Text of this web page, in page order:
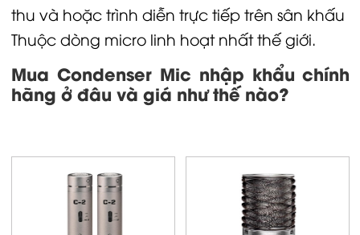
thu và hoặc trình diễn trực tiếp trên sân khấu
Thuộc dòng micro linh hoạt nhất thế giới.
Mua Condenser Mic nhập khẩu chính
hãng ở đâu và giá như thế nào?